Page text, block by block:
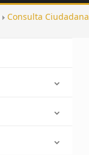
Consulta Ciudadana